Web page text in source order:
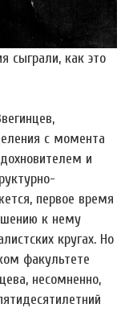
сыграли, как это
с момента
и
первое время
к нему
кругах. Но
факультете
несомненно,